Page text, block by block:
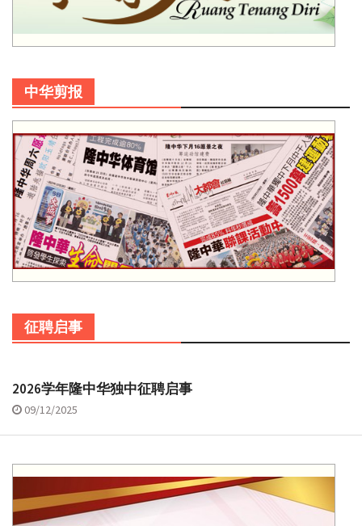
中华剪报
征聘启事
2026学年隆中华独中征聘启事
09/12/2025